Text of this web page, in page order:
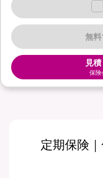
無
見
保険
定期保険